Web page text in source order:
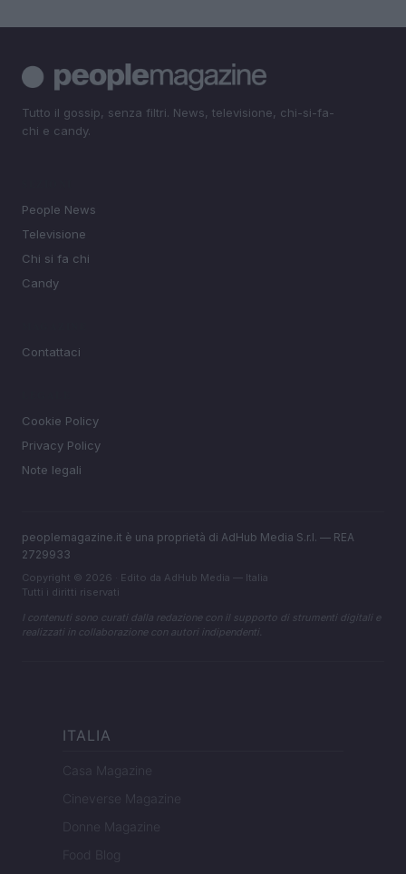
Tutto il gossip, senza filtri. News, televisione, chi-si-fa-
chi e candy.
People News
Televisione
Chi si fa chi
Candy
Contattaci
Cookie Policy
Privacy Policy
Note legali
peoplemagazine.it è una proprietà di AdHub Media S.r.l. — REA
2729933
Copyright © 2026 · Edito da AdHub Media — Italia
Tutti i diritti riservati
I contenuti sono curati dalla redazione con il supporto di strumenti digitali e
realizzati in collaborazione con autori indipendenti.
ITALIA
Casa Magazine
Cineverse Magazine
Donne Magazine
Food Blog